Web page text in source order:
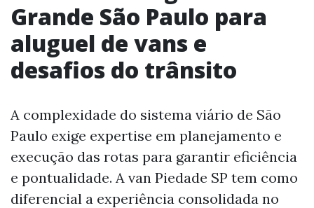
Grande São Paulo para
aluguel de vans e
desafios do trânsito
A complexidade do sistema viário de São
Paulo exige expertise em planejamento e
execução das rotas para garantir eficiência
e pontualidade. A van Piedade SP tem como
diferencial a experiência consolidada no